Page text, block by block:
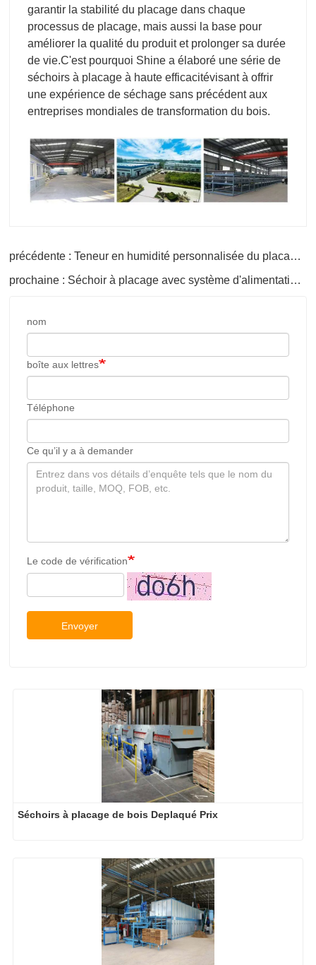
garantir la stabilité du placage dans chaque
processus de placage, mais aussi la base pour
améliorer la qualité du produit et prolonger sa durée
de vie.C'est pourquoi Shine a élaboré une série de
séchoirs à placage à haute efficacitévisant à offrir
une expérience de séchage sans précédent aux
entreprises mondiales de transformation du bois.
précédente : Teneur en humidité personnalisée du placage d'eucalyptus
prochaine : Séchoir à placage avec système d'alimentation automatique
nom
boîte aux lettres
Téléphone
Ce qu’il y a à demander
Le code de vérification
Envoyer
Séchoirs à placage de bois Deplaqué Prix